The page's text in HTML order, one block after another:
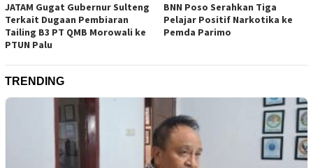
JATAM Gugat Gubernur Sulteng
Terkait Dugaan Pembiaran
Tailing B3 PT QMB Morowali ke
PTUN Palu
BNN Poso Serahkan Tiga
Pelajar Positif Narkotika ke
Pemda Parimo
TRENDING